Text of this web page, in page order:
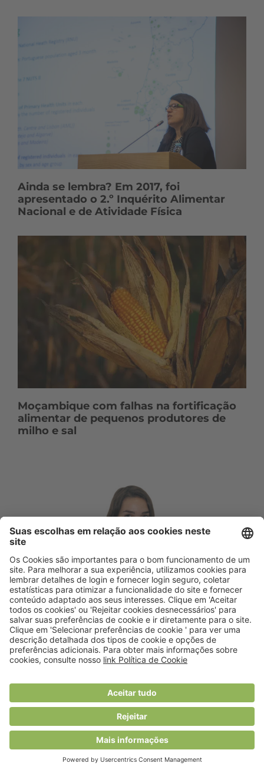
Ainda se lembra? Em 2017, foi
apresentado o 2.º Inquérito Alimentar
Nacional e de Atividade Física
Moçambique com falhas na fortificação
alimentar de pequenos produtores de
milho e sal
Intervenção nutricional na Doença Renal
Crónica: um pilar fundamental